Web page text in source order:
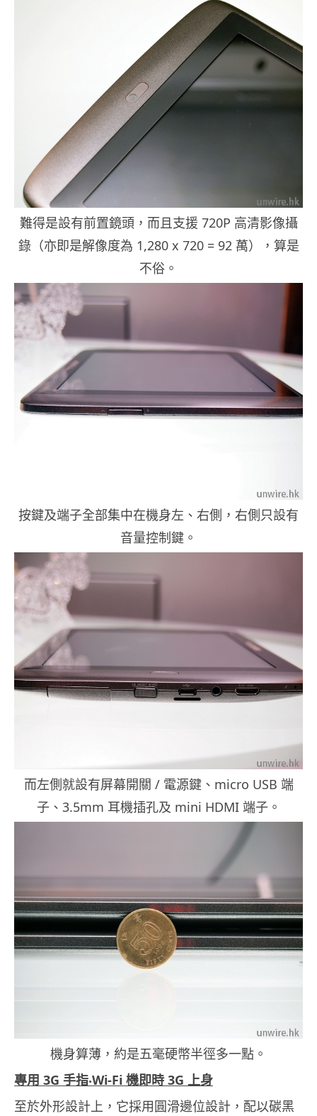
難得是設有前置鏡頭，而且支援 720P 高清影像攝
錄（亦即是解像度為 1,280 x 720 = 92 萬），算是
不俗。
按鍵及端子全部集中在機身左、右側，右側只設有
音量控制鍵。
而左側就設有屏幕開關 / 電源鍵、micro USB 端
子、3.5mm 耳機插孔及 mini HDMI 端子。
機身算薄，約是五毫硬幣半徑多一點。
專用 3G 手指‧Wi-Fi 機即時 3G 上身
至於外形設計上，它採用圓滑邊位設計，配以碳黑